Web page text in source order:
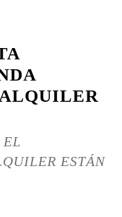
EL
ESTÁN